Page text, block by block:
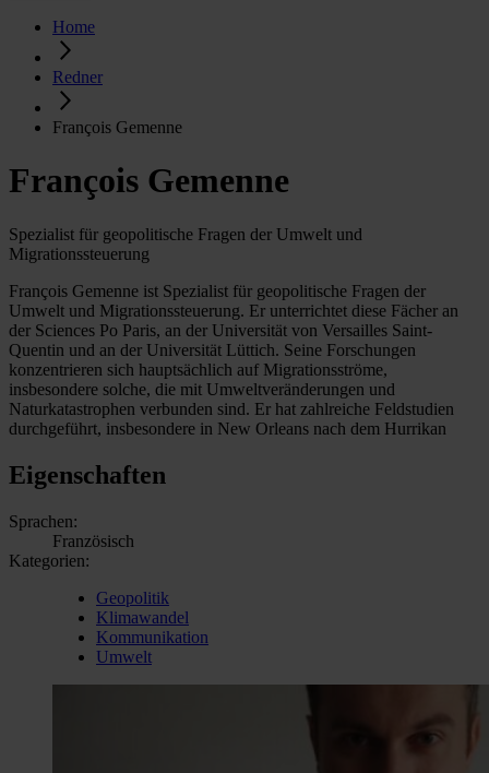
Home
Redner
François Gemenne
François Gemenne
Spezialist für geopolitische Fragen der Umwelt und
Migrationssteuerung
François Gemenne ist Spezialist für geopolitische Fragen der
Umwelt und Migrationssteuerung. Er unterrichtet diese Fächer an
der Sciences Po Paris, an der Universität von Versailles Saint-
Quentin und an der Universität Lüttich. Seine Forschungen
konzentrieren sich hauptsächlich auf Migrationsströme,
insbesondere solche, die mit Umweltveränderungen und
Naturkatastrophen verbunden sind. Er hat zahlreiche Feldstudien
durchgeführt, insbesondere in New Orleans nach dem Hurrikan
Eigenschaften
Sprachen:
Französisch
Kategorien:
Geopolitik
Klimawandel
Kommunikation
Umwelt